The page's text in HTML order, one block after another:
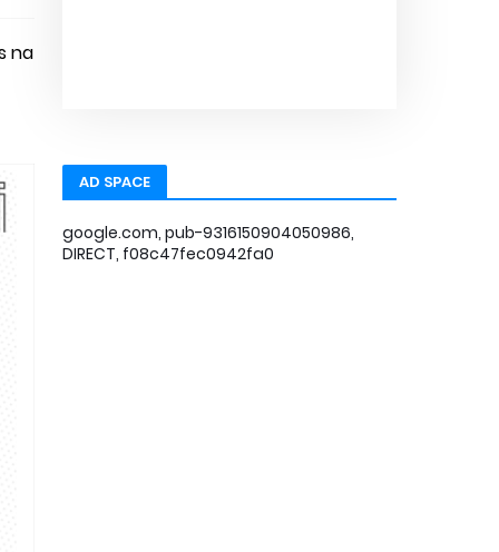
na
AD SPACE
google.com, pub-9316150904050986,
DIRECT, f08c47fec0942fa0